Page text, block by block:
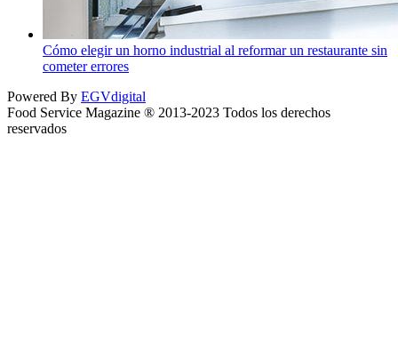
Cómo elegir un horno industrial al reformar un restaurante sin
cometer errores
Powered By EGVdigital
Food Service Magazine ® 2013-2023 Todos los derechos
reservados